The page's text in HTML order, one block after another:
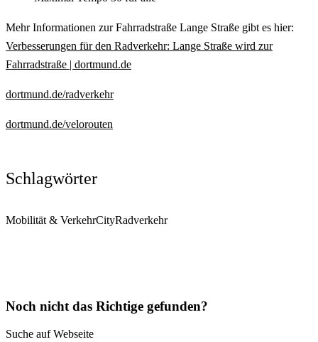
Mehr Informationen zur Fahrradstraße Lange Straße gibt es hier:
Verbesserungen für den Radverkehr: Lange Straße wird zur
Fahrradstraße | dortmund.de
dortmund.de/radverkehr
dortmund.de/velorouten
Schlagwörter
Mobilität & VerkehrCityRadverkehr
Noch nicht das Richtige gefunden?
Suche auf Webseite